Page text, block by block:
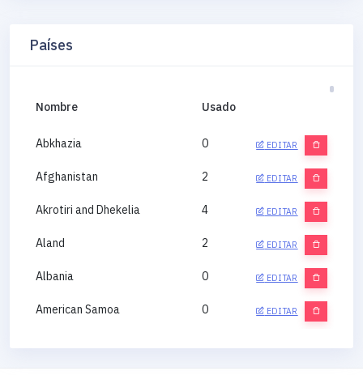
Países
Nombre Usado
Abkhazia 0 EDITAR
Afghanistan 2 EDITAR
Akrotiri and Dhekelia 4 EDITAR
Aland 2 EDITAR
Albania 0 EDITAR
American Samoa 0 EDITAR